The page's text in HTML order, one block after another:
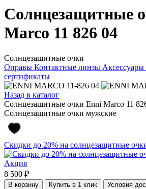
Солнцезащитные
Marco 11 826 04
Солнцезащитные очки
Оправы Контактные линзы Аксессуары
сертификаты
Назад в каталог
Солнцезащитные очки Enni Marco 11
Солнцезащитные очки мужские
Скидки до 20% на солнцезащитные
Акция
8 500 ₽
В корзину Купить в 1 клик Условия